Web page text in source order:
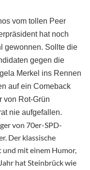
vom tollen Peer
hat noch
gewonnen. Sollte die
gegen die
Merkel ins Rennen
auf ein Comeback
von Rot-Grün
nie aufgefallen.
von 70er-SPD-
Der klassische
und mit einem Humor,
hat Steinbrück wie